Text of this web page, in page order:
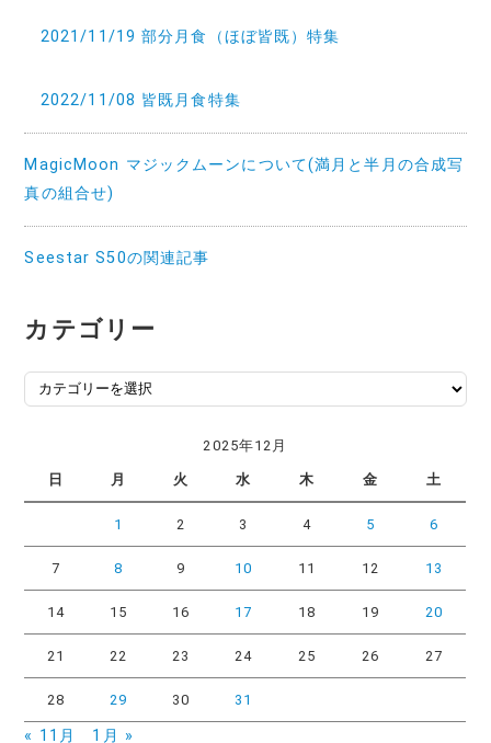
2021/11/19 部分月食（ほぼ皆既）特集
2022/11/08 皆既月食特集
MagicMoon マジックムーンについて(満月と半月の合成写
真の組合せ)
Seestar S50の関連記事
カテゴリー
カ
テ
ー
2025年12月
日 月 火 水 木 金 土
1 2 3 4 5 6
7 8 9 10 11 12 13
14 15 16 17 18 19 20
21 22 23 24 25 26 27
28 29 30 31
« 11月 1月 »